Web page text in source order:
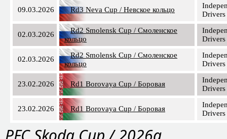
09.03.2026 Rd3 Neva Cup / Невское кольцо
Drivers
02.03.2026
Rd2 Smolensk Cup / Смоленское
кольцо
Drivers
02.03.2026
Rd2 Smolensk Cup / Смоленское
кольцо
Drivers
23.02.2026 Rd1 Borovaya Cup / Боровая
Drivers
23.02.2026 Rd1 Borovaya Cup / Боровая
Drivers